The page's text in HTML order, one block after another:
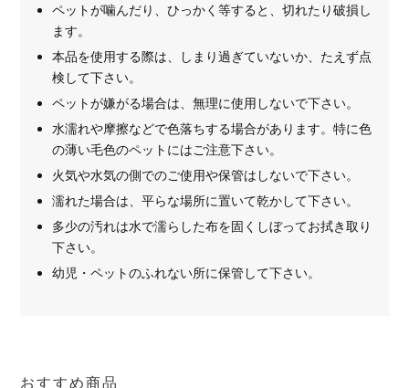
ペットが噛んだり、ひっかく等すると、切れたり破損し
ます。
本品を使用する際は、しまり過ぎていないか、たえず点
検して下さい。
ペットが嫌がる場合は、無理に使用しないで下さい。
水濡れや摩擦などで色落ちする場合があります。特に色
の薄い毛色のペットにはご注意下さい。
火気や水気の側でのご使用や保管はしないで下さい。
濡れた場合は、平らな場所に置いて乾かして下さい。
多少の汚れは水で濡らした布を固くしぼってお拭き取り
下さい。
幼児・ペットのふれない所に保管して下さい。
おすすめ商品